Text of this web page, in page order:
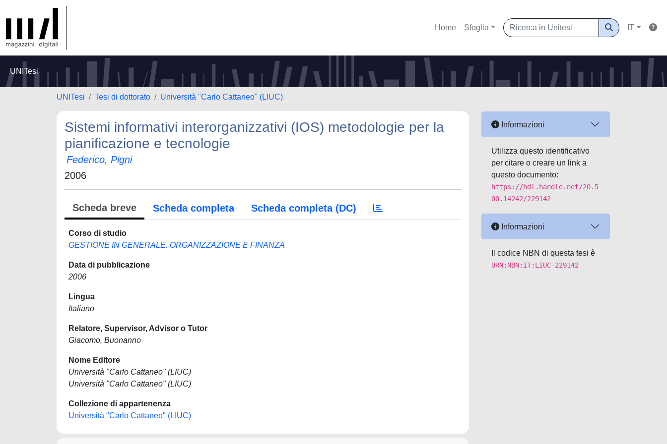
Home Sfoglia IT
UNITesi
UNITesi Tesi di dottorato Università "Carlo Cattaneo" (LIUC)
Sistemi informativi interorganizzativi (IOS) metodologie per la
pianificazione e tecnologie
Federico, Pigni
2006
Scheda breve Scheda completa Scheda completa (DC)
Corso di studio
GESTIONE IN GENERALE. ORGANIZZAZIONE E FINANZA
Data di pubblicazione
2006
Lingua
Italiano
Relatore, Supervisor, Advisor o Tutor
Giacomo, Buonanno
Nome Editore
Università "Carlo Cattaneo" (LIUC)
Università "Carlo Cattaneo" (LIUC)
Collezione di appartenenza
Università "Carlo Cattaneo" (LIUC)
Informazioni
Utilizza questo identificativo
per citare o creare un link a
questo documento:
https://hdl.handle.net/20.5
00.14242/229142
Informazioni
Il codice NBN di questa tesi è
URN:NBN:IT:LIUC-229142